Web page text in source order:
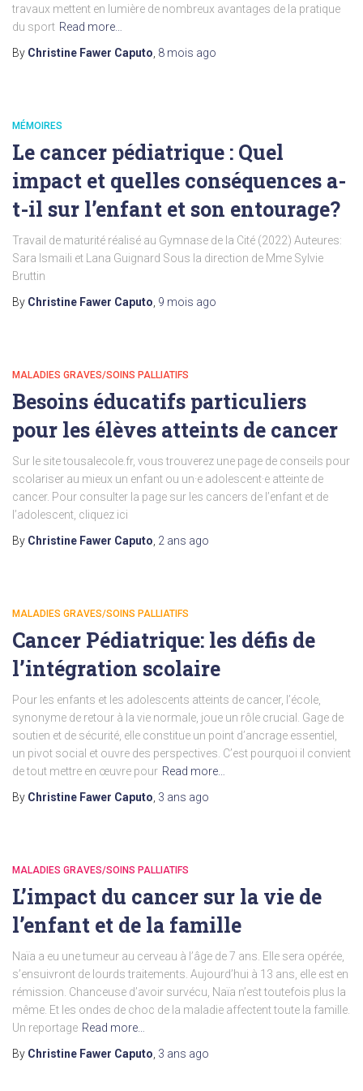
travaux mettent en lumière de nombreux avantages de la pratique
du sport Read more…
By Christine Fawer Caputo 8 mois ago
MÉMOIRES
Le cancer pédiatrique : Quel
impact et quelles conséquences a-
t-il sur l’enfant et son entourage?
Travail de maturité réalisé au Gymnase de la Cité (2022) Auteures:
Sara Ismaili et Lana Guignard Sous la direction de Mme Sylvie
Bruttin
By Christine Fawer Caputo 9 mois ago
MALADIES GRAVES/SOINS PALLIATIFS
Besoins éducatifs particuliers
pour les élèves atteints de cancer
Sur le site tousalecole.fr, vous trouverez une page de conseils pour
scolariser au mieux un enfant ou un·e adolescent·e atteinte de
cancer. Pour consulter la page sur les cancers de l’enfant et de
l’adolescent, cliquez ici
By Christine Fawer Caputo 2 ans ago
MALADIES GRAVES/SOINS PALLIATIFS
Cancer Pédiatrique: les défis de
l’intégration scolaire
Pour les enfants et les adolescents atteints de cancer, l’école,
synonyme de retour à la vie normale, joue un rôle crucial. Gage de
soutien et de sécurité, elle constitue un point d’ancrage essentiel,
un pivot social et ouvre des perspectives. C’est pourquoi il convient
de tout mettre en œuvre pour Read more…
By Christine Fawer Caputo 3 ans ago
MALADIES GRAVES/SOINS PALLIATIFS
L’impact du cancer sur la vie de
l’enfant et de la famille
Naïa a eu une tumeur au cerveau à l’âge de 7 ans. Elle sera opérée,
s’ensuivront de lourds traitements. Aujourd’hui à 13 ans, elle est en
rémission. Chanceuse d’avoir survécu, Naïa n’est toutefois plus la
même. Et les ondes de choc de la maladie affectent toute la famille.
Un reportage Read more…
By Christine Fawer Caputo 3 ans ago